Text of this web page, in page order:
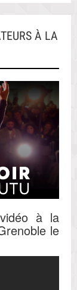
À LA
à la
le